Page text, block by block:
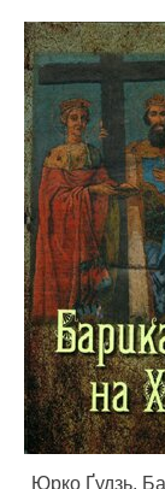
Юрко Ґудзь.